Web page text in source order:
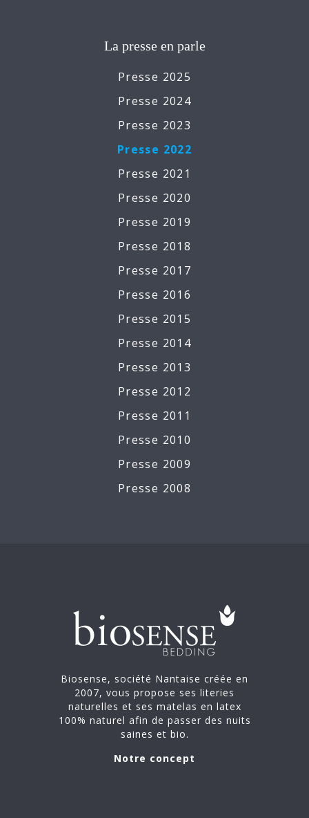
La presse en parle
Presse 2025
Presse 2024
Presse 2023
Presse 2022
Presse 2021
Presse 2020
Presse 2019
Presse 2018
Presse 2017
Presse 2016
Presse 2015
Presse 2014
Presse 2013
Presse 2012
Presse 2011
Presse 2010
Presse 2009
Presse 2008
Biosense, société Nantaise créée en
2007, vous propose ses literies
naturelles et ses matelas en latex
100% naturel afin de passer des nuits
saines et bio.
Notre concept